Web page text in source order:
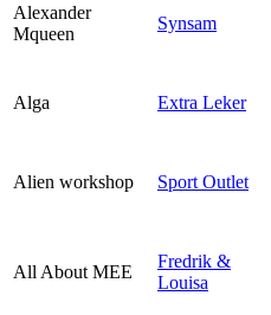
Alexander
Mqueen
Synsam
Alga Extra Leker
Alien workshop Sport Outlet
All About MEE
Fredrik &
Louisa